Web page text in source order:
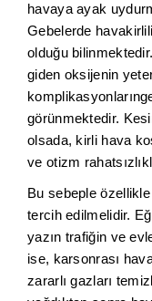
havaya ayak
Gebelerde
olduğu
giden oksijenin
görünmektedir.
olsada, kirli hava
ve otizm
Bu sebeple
tercih edilmelidir.
yazın trafiğin ve
ise, karsonrası
zararlı gazları